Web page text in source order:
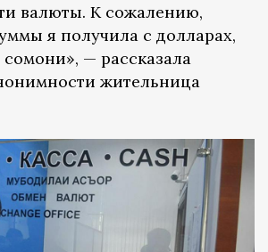
валюты. К сожалению,
я получила с долларах,
— рассказала
жительница